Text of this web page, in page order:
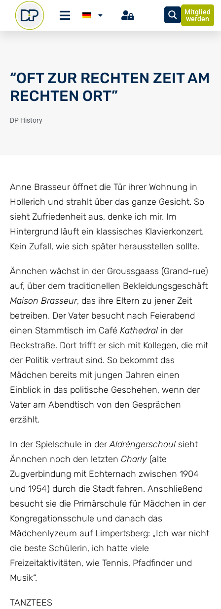
Mitglied
werden
“OFT ZUR RECHTEN ZEIT AM
RECHTEN ORT”
DP History
Anne Brasseur öffnet die Tür ihrer Wohnung in
Hollerich und strahlt über das ganze Gesicht. So
sieht Zufriedenheit aus, denke ich mir. Im
Hintergrund läuft ein klassisches Klavierkonzert.
Kein Zufall, wie sich später herausstellen sollte.
Ännchen wächst in der Groussgaass (Grand-rue)
auf, über dem traditionellen Bekleidungsgeschäft
Maison Brasseur, das ihre Eltern zu jener Zeit
betreiben. Der Vater besucht nach Feierabend
einen Stammtisch im Café Kathedral in der
Beckstraße. Dort trifft er sich mit Kollegen, die mit
der Politik vertraut sind. So bekommt das
Mädchen bereits mit jungen Jahren einen
Einblick in das politische Geschehen, wenn der
Vater am Abendtisch von den Gesprächen
erzählt.
In der Spielschule in derAldréngerschoul sieht
Ännchen noch den letzten Charly (alte
Zugverbindung mit Echternach zwischen 1904
und 1954) durch die Stadt fahren. Anschließend
besucht sie die Primärschule für Mädchen in der
Kongregationsschule und danach das
Mädchenlyzeum auf Limpertsberg: „Ich war nicht
die beste Schülerin, ich hatte viele
Freizeitaktivitäten, wie Tennis, Pfadfinder und
Musik“.
TANZTEES